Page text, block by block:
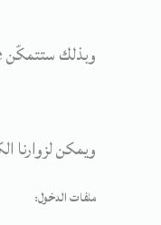
وبذلك ستتمكّن Google ، باستخدام ملف تعريف الارتباط
ويمكن لزوارنا
ملفات الدخول: